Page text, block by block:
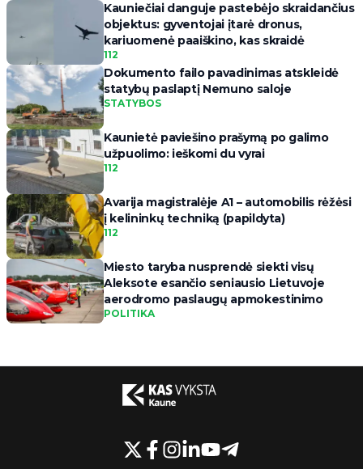
Kauniečiai danguje pastebėjo skraidančius
objektus: gyventojai įtarė dronus,
kariuomenė paaiškino, kas skraidė
112
Dokumento failo pavadinimas atskleidė
statybų paslaptį Nemuno saloje
STATYBOS
Kaunietė paviešino prašymą po galimo
užpuolimo: ieškomi du vyrai
112
Avarija magistralėje A1 – automobilis rėžėsi
į kelininkų techniką (papildyta)
112
Miesto taryba nusprendė siekti visų
Aleksote esančio seniausio Lietuvoje
aerodromo paslaugų apmokestinimo
POLITIKA